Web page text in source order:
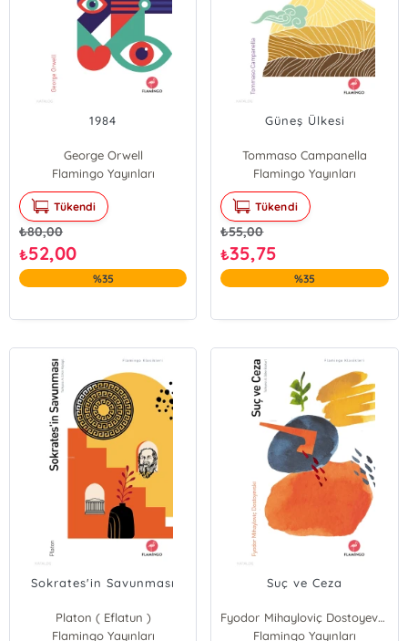
1984
George Orwell
Flamingo Yayınları
Tükendi
₺80,00
₺52,00
%35
Güneş Ülkesi
Tommaso Campanella
Flamingo Yayınları
Tükendi
₺55,00
₺35,75
%35
Sokrates'in Savunması
Platon ( Eflatun )
Flamingo Yayınları
Suç ve Ceza
Fyodor Mihayloviç Dostoyevski
Flamingo Yayınları